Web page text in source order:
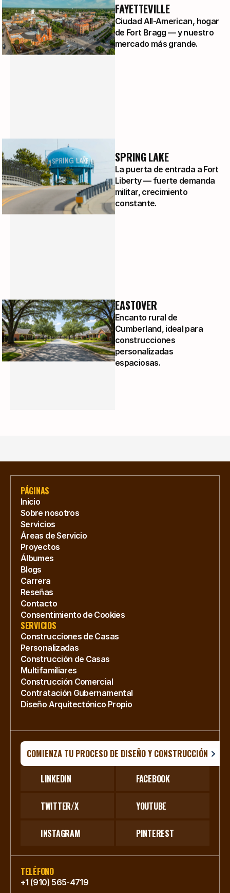
FAYETTEVILLE
Ciudad All-American, hogar
de Fort Bragg — y nuestro
mercado más grande.
SPRING LAKE
La puerta de entrada a Fort
Liberty — fuerte demanda
militar, crecimiento
constante.
EASTOVER
Encanto rural de
Cumberland, ideal para
construcciones
personalizadas
espaciosas.
PÁGINAS
Inicio
Sobre nosotros
Servicios
Áreas de Servicio
Proyectos
Álbumes
Blogs
Carrera
Reseñas
Contacto
Consentimiento de Cookies
SERVICIOS
Construcciones de Casas
Personalizadas
Construcción de Casas
Multifamiliares
Construcción Comercial
Contratación Gubernamental
Diseño Arquitectónico Propio
COMIENZA TU PROCESO DE DISEÑO Y CONSTRUCCIÓN
LINKEDIN FACEBOOK
TWITTER/X YOUTUBE
INSTAGRAM PINTEREST
TELÉFONO
+1 (910) 565-4719